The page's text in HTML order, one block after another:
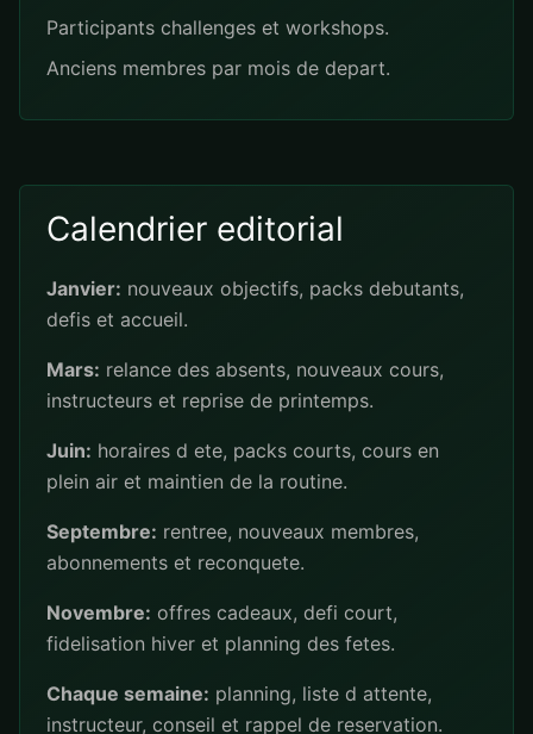
Participants challenges et workshops.
Anciens membres par mois de depart.
Calendrier editorial
Janvier: nouveaux objectifs, packs debutants,
defis et accueil.
Mars: relance des absents, nouveaux cours,
instructeurs et reprise de printemps.
Juin: horaires d ete, packs courts, cours en
plein air et maintien de la routine.
Septembre: rentree, nouveaux membres,
abonnements et reconquete.
Novembre: offres cadeaux, defi court,
fidelisation hiver et planning des fetes.
Chaque semaine: planning, liste d attente,
instructeur, conseil et rappel de reservation.